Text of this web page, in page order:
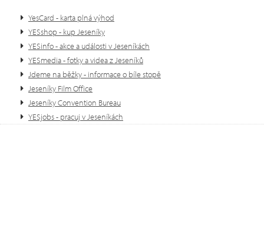
YesCard - karta plná výhod
YESshop - kup Jeseníky
YESinfo - akce a události v Jeseníkách
YESmedia - fotky a videa z Jeseníků
Jdeme na běžky - informace o bíle stopě
Jeseníky Film Office
Jeseníky Convention Bureau
YESjobs - pracuj v Jeseníkách